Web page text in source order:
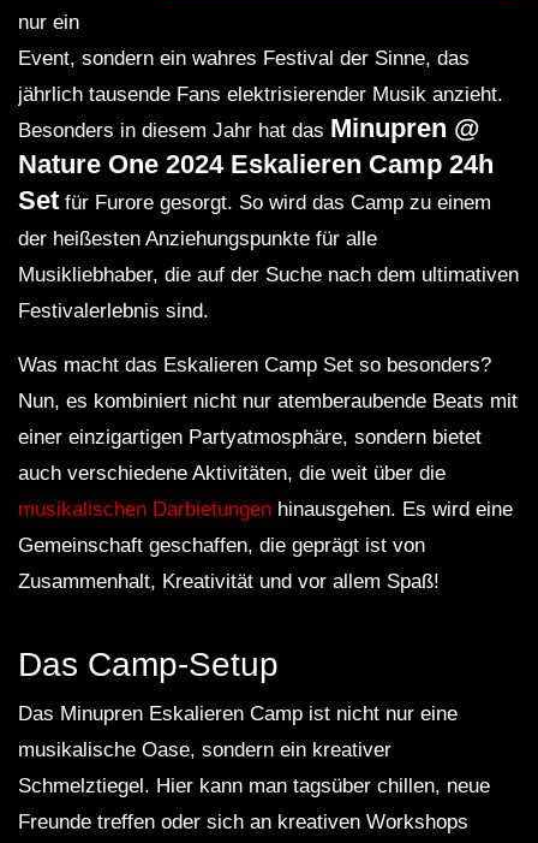
nur ein
Event, sondern ein wahres Festival der Sinne, das
jährlich tausende Fans elektrisierender Musik anzieht.
Besonders in diesem Jahr hat das Minupren @
Nature One 2024 Eskalieren Camp 24h
Set für Furore gesorgt. So wird das Camp zu einem
der heißesten Anziehungspunkte für alle
Musikliebhaber, die auf der Suche nach dem ultimativen
Festivalerlebnis sind.
Was macht das Eskalieren Camp Set so besonders?
Nun, es kombiniert nicht nur atemberaubende Beats mit
einer einzigartigen Partyatmosphäre, sondern bietet
auch verschiedene Aktivitäten, die weit über die
musikalischen Darbietungen hinausgehen. Es wird eine
Gemeinschaft geschaffen, die geprägt ist von
Zusammenhalt, Kreativität und vor allem Spaß!
Das Camp-Setup
Das Minupren Eskalieren Camp ist nicht nur eine
musikalische Oase, sondern ein kreativer
Schmelztiegel. Hier kann man tagsüber chillen, neue
Freunde treffen oder sich an kreativen Workshops